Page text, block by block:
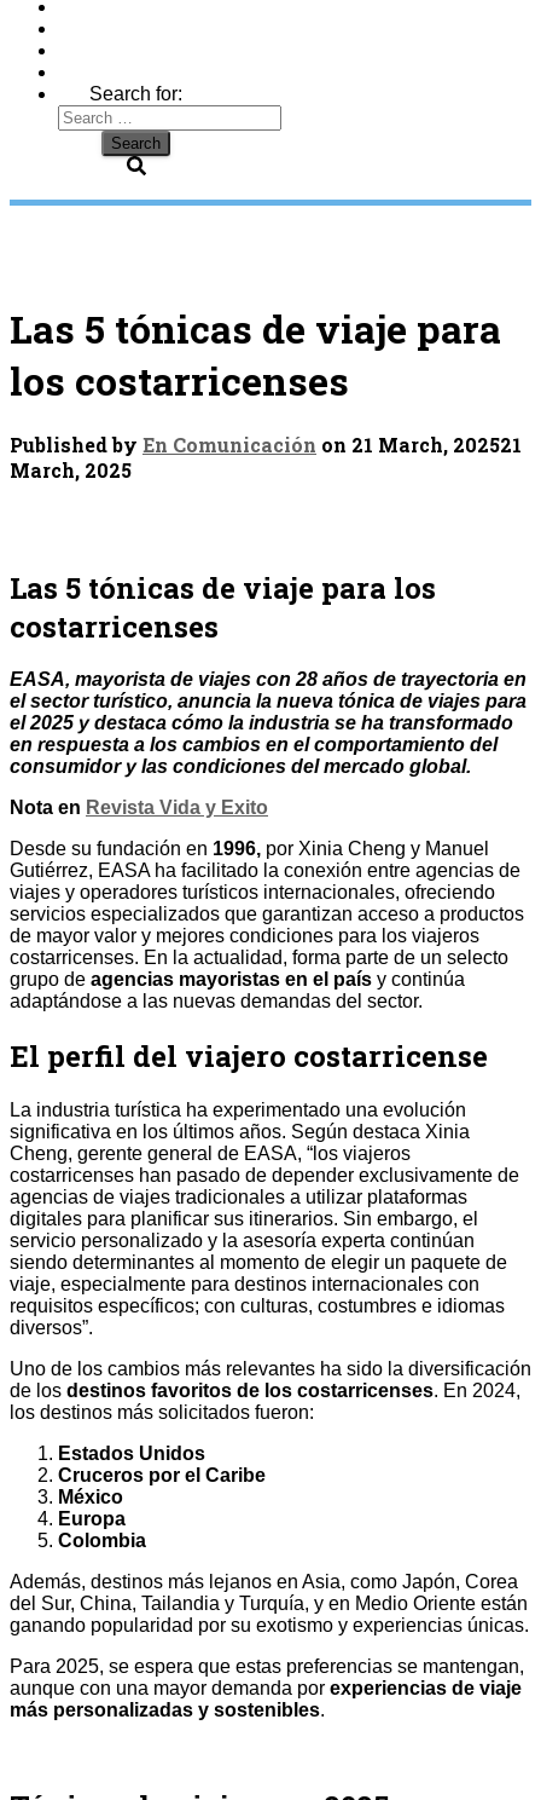
Search for:
Las 5 tónicas de viaje para
los costarricenses
Published by En Comunicación on 21 March, 202521
March, 2025
Las 5 tónicas de viaje para los
costarricenses
EASA, mayorista de viajes con 28 años de trayectoria en
el sector turístico, anuncia la nueva tónica de viajes para
el 2025 y destaca cómo la industria se ha transformado
en respuesta a los cambios en el comportamiento del
consumidor y las condiciones del mercado global.
Nota en Revista Vida y Exito
Desde su fundación en 1996, por Xinia Cheng y Manuel
Gutiérrez, EASA ha facilitado la conexión entre agencias de
viajes y operadores turísticos internacionales, ofreciendo
servicios especializados que garantizan acceso a productos
de mayor valor y mejores condiciones para los viajeros
costarricenses. En la actualidad, forma parte de un selecto
grupo de agencias mayoristas en el país y continúa
adaptándose a las nuevas demandas del sector.
El perfil del viajero costarricense
La industria turística ha experimentado una evolución
significativa en los últimos años. Según destaca Xinia
Cheng, gerente general de EASA, “los viajeros
costarricenses han pasado de depender exclusivamente de
agencias de viajes tradicionales a utilizar plataformas
digitales para planificar sus itinerarios. Sin embargo, el
servicio personalizado y la asesoría experta continúan
siendo determinantes al momento de elegir un paquete de
viaje, especialmente para destinos internacionales con
requisitos específicos; con culturas, costumbres e idiomas
diversos”.
Uno de los cambios más relevantes ha sido la diversificación
de los destinos favoritos de los costarricenses. En 2024,
los destinos más solicitados fueron:
Estados Unidos
Cruceros por el Caribe
México
Europa
Colombia
Además, destinos más lejanos en Asia, como Japón, Corea
del Sur, China, Tailandia y Turquía, y en Medio Oriente están
ganando popularidad por su exotismo y experiencias únicas.
Para 2025, se espera que estas preferencias se mantengan,
aunque con una mayor demanda por experiencias de viaje
más personalizadas y sostenibles.